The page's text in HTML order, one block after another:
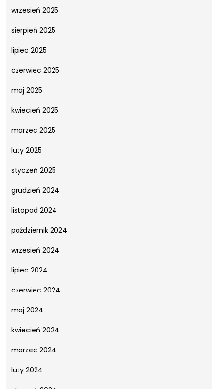
wrzesień 2025
sierpień 2025
lipiec 2025
czerwiec 2025
maj 2025
kwiecień 2025
marzec 2025
luty 2025
styczeń 2025
grudzień 2024
listopad 2024
październik 2024
wrzesień 2024
lipiec 2024
czerwiec 2024
maj 2024
kwiecień 2024
marzec 2024
luty 2024